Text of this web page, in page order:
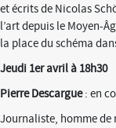
et écrits de Nicolas
l’art depuis le Moyen-
la place du schéma
Jeudi 1er avril à 18h30
Pierre Descargue: en
Journaliste, homme de